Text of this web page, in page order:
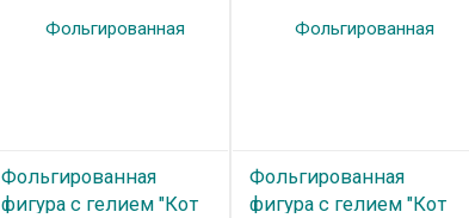
Фольгированная
фигура с гелием "Кот
Фольгированная
фигура с гелием "Кот